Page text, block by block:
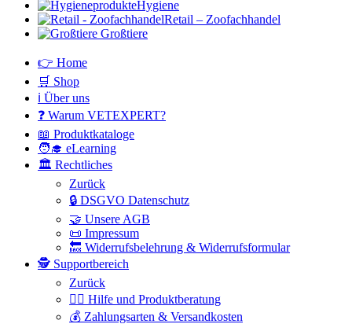
Hygiene
Retail – Zoofachhandel
Großtiere
👉 Home
🛒 Shop
ℹ️ Über uns
❓ Warum VETEXPERT?
📖 Produktkataloge
🧑‍🎓 eLearning
🏛️ Rechtliches
Zurück
🔒 DSGVO Datenschutz
🤝 Unsere AGB
📜 Impressum
🔙 Widerrufsbelehrung & Widerrufsformular
🕵 Supportbereich
Zurück
🙋‍♂️ Hilfe und Produktberatung
💰 Zahlungsarten & Versandkosten